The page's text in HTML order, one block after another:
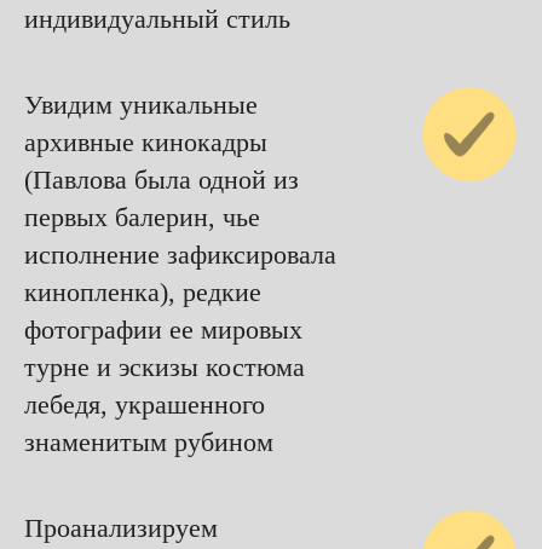
индивидуальный стиль
Увидим уникальные
архивные кинокадры
(Павлова была одной из
первых балерин, чье
исполнение зафиксировала
кинопленка), редкие
фотографии ее мировых
турне и эскизы костюма
лебедя, украшенного
знаменитым рубином
Проанализируем